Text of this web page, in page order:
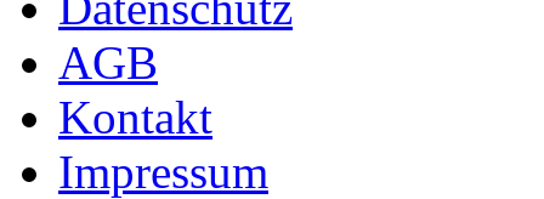
AGB
Kontakt
Impressum